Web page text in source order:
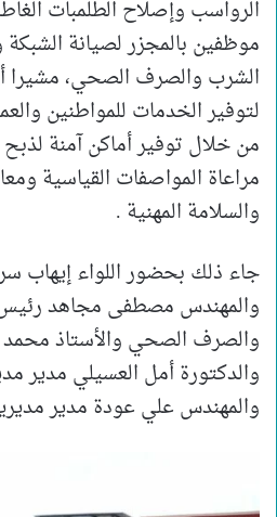
موظفين بالمجزر لصيانة
الشرب والصرف الصحي، مشيرا
لتوفير الخدمات للمواطنين
من خلال توفير أماكن آمنة
مراعاة المواصفات القياسية
والسلامة المهنية .
جاء ذلك بحضور اللواء إيهاب
والمهندس مصطفى مجاهد
والصرف الصحي والأستاذ
والدكتورة أمل العسيلي مدير
والمهندس علي عودة مدير